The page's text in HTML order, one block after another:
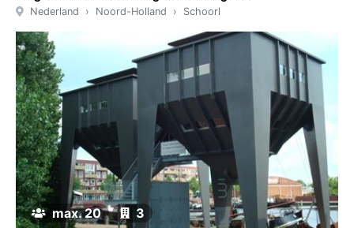
Nederland Noord-Holland Schoorl
max. 20 3